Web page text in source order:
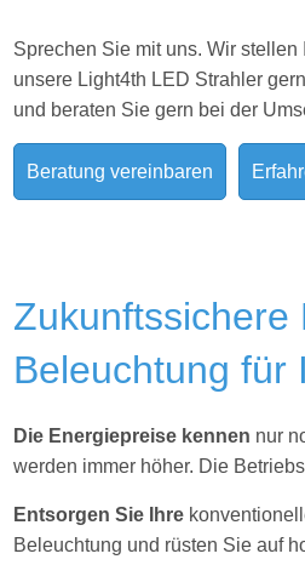
Sprechen Sie mit uns. Wir stellen
unsere Light4th LED Strahler
und beraten Sie gern bei der
Beratung vereinbaren
Zukunftssichere
Beleuchtung für
Die Energiepreise kennen nur
werden immer höher. Die
Entsorgen Sie Ihre
Beleuchtung und rüsten Sie auf